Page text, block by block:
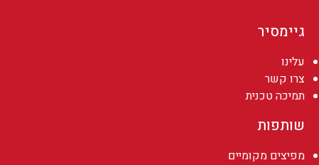
גיימסיר
עלינו
צרו קשר
תמיכה טכנית
שותפות
מפיצים מקומיים